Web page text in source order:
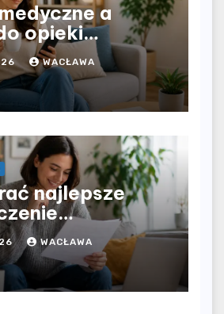
a
opieki
bez
czasowych –
opieka daje
WACŁAWA
najlepsze
i uniknąć
błędów?
WACŁAWA